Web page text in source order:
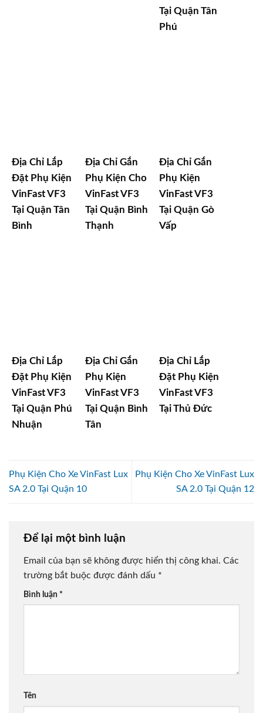
Tại Quận Tân
Phú
Địa Chỉ Lắp
Đặt Phụ Kiện
VinFast VF3
Tại Quận Tân
Bình
Địa Chỉ Gắn
Phụ Kiện Cho
VinFast VF3
Tại Quận Bình
Thạnh
Địa Chỉ Gắn
Phụ Kiện
VinFast VF3
Tại Quận Gò
Vấp
Địa Chỉ Lắp
Đặt Phụ Kiện
VinFast VF3
Tại Quận Phú
Nhuận
Địa Chỉ Gắn
Phụ Kiện
VinFast VF3
Tại Quận Bình
Tân
Địa Chỉ Lắp
Đặt Phụ Kiện
VinFast VF3
Tại Thủ Đức
Phụ Kiện Cho Xe VinFast Lux
SA 2.0 Tại Quận 10
Phụ Kiện Cho Xe VinFast Lux
SA 2.0 Tại Quận 12
Để lại một bình luận
Email của bạn sẽ không được hiển thị công khai. Các
trường bắt buộc được đánh dấu *
Bình luận *
Tên